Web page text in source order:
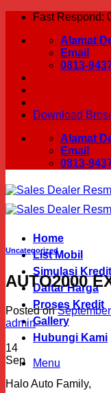
Skip
content
Fast Respond:
Alamat
Email
0813-
Download
Alamat
Email
0813-
Home
List Mobil
Simulasi Kredit
Daftar Harga
Proses Kredit
Gallery
Hubungi Kami
Menu
Uncategorized
AUTO2000
Posted on
admin
14
Sep
Halo Auto Family,